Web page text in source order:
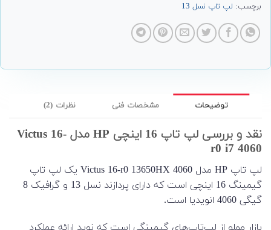
برچسب: لپ تاپ نسل 13
توضیحات مشخصات فنی نظرات (2)
نقد و بررسی لپ تاپ 16 اینچی HP مدل Victus 16-
r0 i7 4060
لپ تاپ HP مدل Victus 16-r0 13650HX 4060 یک لپ تاپ
گیمینگ 16 اینچی است که دارای پردازند نسل 13 و گرافیک 8
گیگی 4060 انویدیا است.